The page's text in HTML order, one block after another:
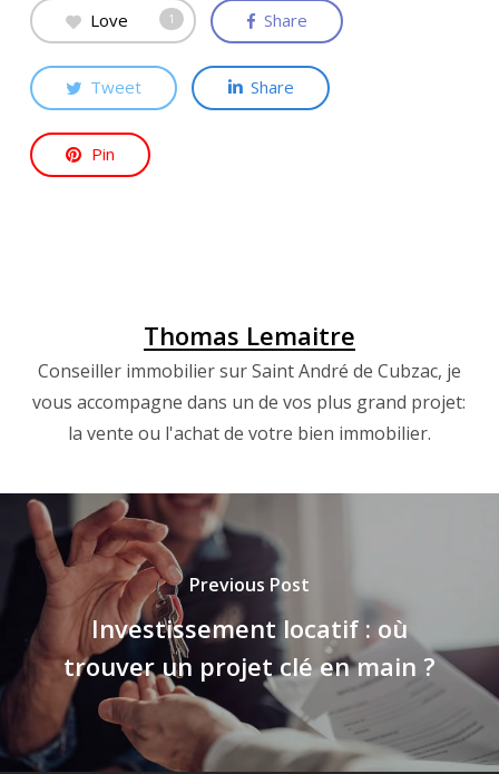
Love 1 Share
Tweet Share
Pin
Thomas Lemaitre
Conseiller immobilier sur Saint André de Cubzac, je
vous accompagne dans un de vos plus grand projet:
la vente ou l'achat de votre bien immobilier.
Previous Post
Investissement locatif : où
trouver un projet clé en main ?